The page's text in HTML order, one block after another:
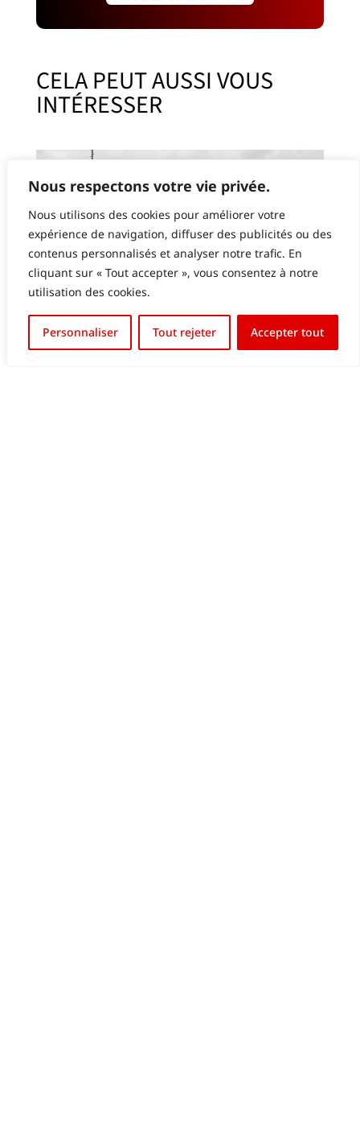
Nous respectons votre vie privée.
Nous utilisons des cookies pour améliorer votre
expérience de navigation, diffuser des publicités ou des
contenus personnalisés et analyser notre trafic. En
cliquant sur « Tout accepter », vous consentez à notre
utilisation des cookies.
Personnaliser Tout rejeter Accepter tout
CELA PEUT AUSSI VOUS
INTÉRESSER
DIFFERDANGE FC03 MARQUOIR ET BOARDING
English (UK)